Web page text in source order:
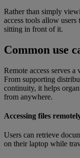
Rather than simply
access tools allow
sitting in front of it.
Common use
Remote access serves
From supporting
continuity, it helps
from anywhere.
Accessing files
Users can retrieve
on their laptop while